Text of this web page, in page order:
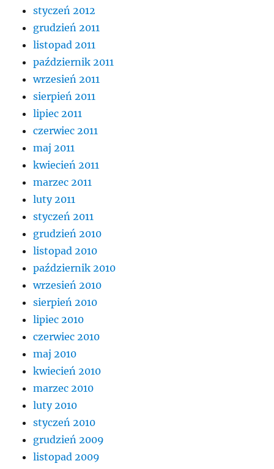
styczeń 2012
grudzień 2011
listopad 2011
październik 2011
wrzesień 2011
sierpień 2011
lipiec 2011
czerwiec 2011
maj 2011
kwiecień 2011
marzec 2011
luty 2011
styczeń 2011
grudzień 2010
listopad 2010
październik 2010
wrzesień 2010
sierpień 2010
lipiec 2010
czerwiec 2010
maj 2010
kwiecień 2010
marzec 2010
luty 2010
styczeń 2010
grudzień 2009
listopad 2009